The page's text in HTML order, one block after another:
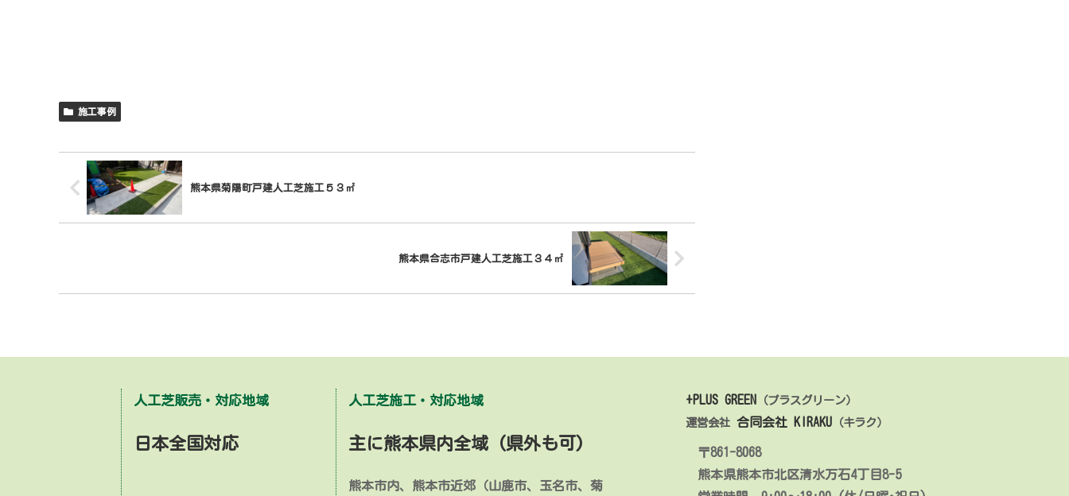
施工事例
熊本県菊陽町戸建人工芝施工５３㎡
熊本県合志市戸建人工芝施工３４㎡
人工芝販売・対応地域
日本全国対応
人工芝施工・対応地域
主に熊本県内全域 (県外も可)
熊本市内、熊本市近郊（山鹿市、玉名市、菊
+PLUS GREEN
（プラスグリーン）
運営会社 合同会社 KIRAKU （キラク）
〒861-8068
熊本県熊本市北区清水万石4丁目8-5